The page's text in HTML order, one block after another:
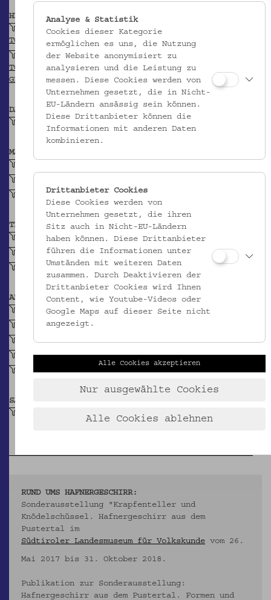
HERKUNFT
Pustertal, Südtirol
TGN
Südtirol (Provinz)
TGN
GEONAMES
DATIERUNG
MATERIAL
Glasur
TECHNIK
gedreht (Keramik)
Malhornmalerei (Keramik)
glasiert, farbigtransparent (Keramik)
ABBILDUNG
Wellenlinie
Dreieck
Blume, stilisiert
Streifenförmiges Motiv
SAMMLUNG
Hafnergeschirr aus dem Pustertal
RUND UMS HAFNERGESCHIRR:
Sonderausstellung "Krapfenteller und
Knödelschüssel. Hafnergeschirr aus dem
Pustertal im
Südtiroler Landesmuseum für Volkskunde vom 26.
Mai 2017 bis 31. Oktober 2018.
Publikation zur Sonderausstellung:
Hafnergeschirr aus dem Pustertal. Formen und
Analyse & Statistik
Cookies dieser Kategorie
ermöglichen es uns, die Nutzung
der Website anonymisiert zu
analysieren und die Leistung zu
messen. Diese Cookies werden von
Unternehmen gesetzt, die in Nicht-
EU-Ländern ansässig sein können.
Diese Drittanbieter können die
Informationen mit anderen Daten
kombinieren.
Drittanbieter Cookies
Diese Cookies werden von
Unternehmen gesetzt, die ihren
Sitz auch in Nicht-EU-Ländern
haben können. Diese Drittanbieter
führen die Informationen unter
Umständen mit weiteren Daten
zusammen. Durch Deaktivieren der
Drittanbieter Cookies wird Ihnen
Content, wie Youtube-Videos oder
Google Maps auf dieser Seite nicht
angezeigt.
Alle Cookies akzeptieren
Nur ausgewählte Cookies
Alle Cookies ablehnen